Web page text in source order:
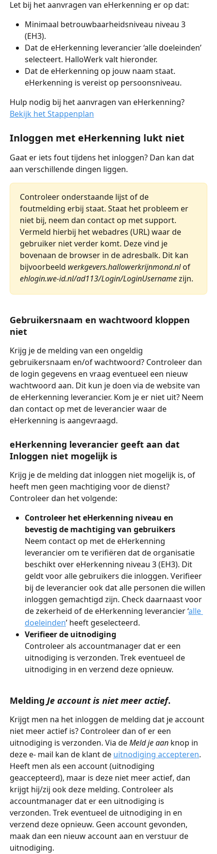
Let bij het aanvragen van eHerkenning er op dat:
Minimaal betrouwbaarheidsniveau niveau 3
(EH3).
Dat de eHerkenning leverancier ‘alle doeleinden’
selecteert. HalloWerk valt hieronder.
Dat de eHerkenning op jouw naam staat.
eHerkenning is vereist op persoonsniveau.
Hulp nodig bij het aanvragen van eHerkenning?
Bekijk het Stappenplan
Inloggen met eHerkenning lukt niet
Gaat er iets fout tijdens het inloggen? Dan kan dat
aan verschillende dingen liggen.
Controleer onderstaande lijst of de
foutmelding erbij staat. Staat het probleem er
niet bij, neem dan contact op met support.
Vermeld hierbij het webadres (URL) waar de
gebruiker niet verder komt. Deze vind je
bovenaan de browser in de adresbalk. Dit kan
bijvoorbeeld werkgevers.hallowerkrijnmond.nl of
ehlogin.we-id.nl/ad113/Login/LoginUsername zijn.
Gebruikersnaam en wachtwoord kloppen
niet
Krijg je de melding van een ongeldig
gebruikersnaam en/of wachtwoord? Controleer dan
de login gegevens en vraag eventueel een nieuw
wachtwoord aan. Dit kun je doen via de website van
de eHerkenning leverancier. Kom je er niet uit? Neem
dan contact op met de leverancier waar de
eHerkenning is aangevraagd.
eHerkenning leverancier geeft aan dat
Inloggen niet mogelijk is
Krijg je de melding dat inloggen niet mogelijk is, of
heeft men geen machtiging voor de dienst?
Controleer dan het volgende:
Controleer het eHerkenning niveau en
bevestig de machtiging van gebruikers
Neem contact op met de eHerkenning
leverancier om te verifiëren dat de organisatie
beschikt over eHerkenning niveau 3 (EH3). Dit
geldt voor alle gebruikers die inloggen. Verifieer
bij de leverancier ook dat alle personen die willen
inloggen gemachtigd zijn. Check daarnaast voor
de zekerheid of de eHerkenning leverancier ‘alle
doeleinden’ heeft geselecteerd.
Verifieer de uitnodiging
Controleer als accountmanager dat er een
uitnodiging is verzonden. Trek eventueel de
uitnodiging in en verzend deze opnieuw.
Melding Je account is niet meer actief.
Krijgt men na het inloggen de melding dat je account
niet meer actief is? Controleer dan of er een
uitnodiging is verzonden. Via de Meld je aan knop in
deze e- mail kan de klant de uitnodiging accepteren.
Heeft men als een account (uitnodiging
geaccepteerd), maar is deze niet meer actief, dan
krijgt hij/zij ook deze melding. Controleer als
accountmanager dat er een uitnodiging is
verzonden. Trek eventueel de uitnodiging in en
verzend deze opnieuw. Geen account gevonden,
maak dan een nieuw account aan en verstuur de
uitnodiging.